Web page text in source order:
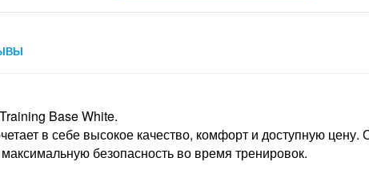
Base White.
в себе высокое качество, комфорт и доступную цену.
безопасность во время тренировок.